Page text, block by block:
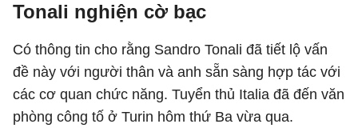
Tonali nghiện cờ bạc
Có thông tin cho rằng Sandro Tonali đã tiết lộ vấn
đề này với người thân và anh sẵn sàng hợp tác với
các cơ quan chức năng. Tuyển thủ Italia đã đến văn
phòng công tố ở Turin hôm thứ Ba vừa qua.